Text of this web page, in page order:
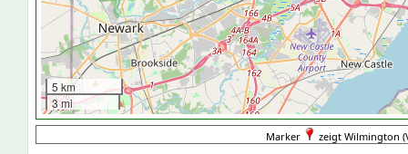
5 km
3 mi
Marker zeigt Wilmington